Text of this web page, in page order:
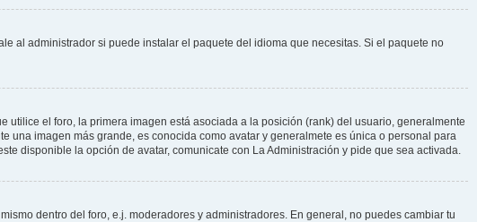
al administrador si puede instalar el paquete del idioma que necesitas. Si el paquete no
el foro, la primera imagen está asociada a la posición (rank) del usuario, generalmente
una imagen más grande, es conocida como avatar y generalmete es única o personal para
disponible la opción de avatar, comunicate con La Administración y pide que sea activada.
dentro del foro, e.j. moderadores y administradores. En general, no puedes cambiar tu